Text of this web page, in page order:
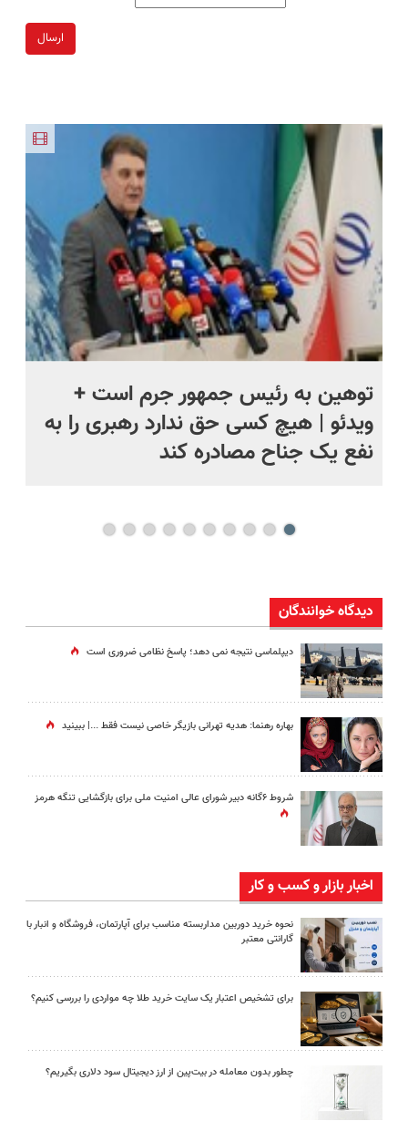
ارسال
توهین به رئیس جمهور جرم است +
ویدئو | هیچ کسی حق ندارد رهبری را به
نفع یک جناح مصادره کند
دیدگاه خوانندگان
دیپلماسی نتیجه‌ نمی دهد؛ پاسخ نظامی ضروری است
بهاره رهنما: هدیه تهرانی بازیگر خاصی نیست فقط ...|‌ ببینید
شروط ۶گانه دبیر شورای عالی امنیت ملی برای بازگشایی تنگه هرمز
اخبار بازار و کسب و کار
نحوه خرید دوربین مداربسته مناسب برای آپارتمان، فروشگاه و انبار با
گارانتی معتبر
برای تشخیص اعتبار یک سایت خرید طلا چه مواردی را بررسی کنیم؟
چطور بدون معامله در بیت‌پین از ارز دیجیتال سود دلاری بگیریم؟